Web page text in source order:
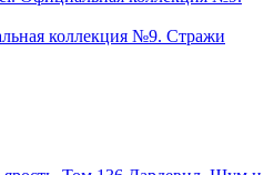
коллекция №9. Стражи